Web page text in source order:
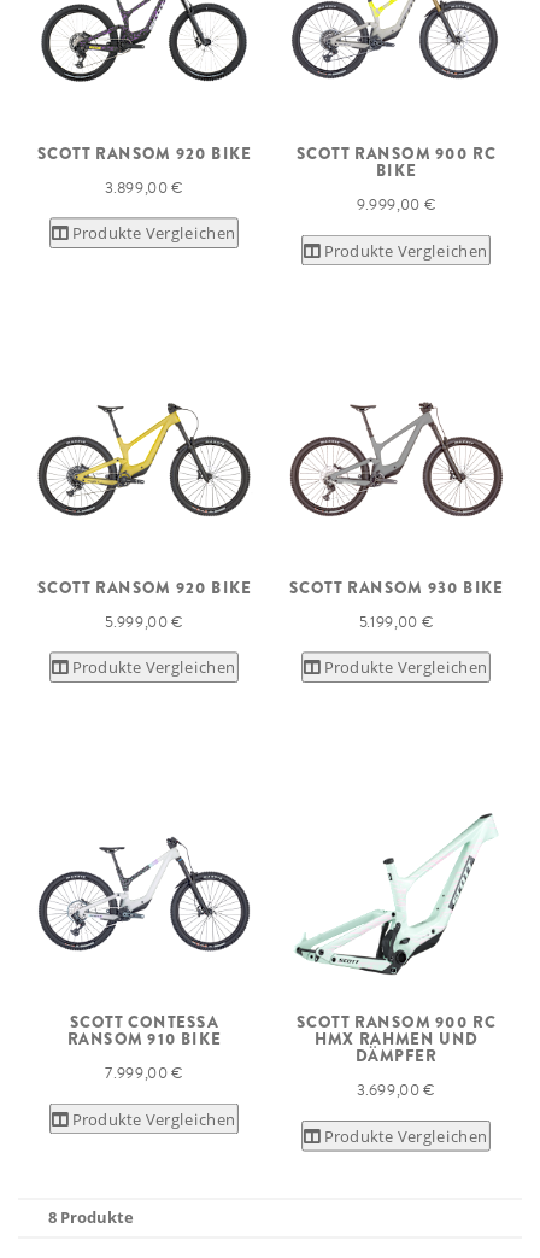
SCOTT RANSOM 920 BIKE
3.899,00 €
Produkte Vergleichen
SCOTT RANSOM 900 RC
BIKE
9.999,00 €
Produkte Vergleichen
SCOTT RANSOM 920 BIKE
5.999,00 €
Produkte Vergleichen
SCOTT RANSOM 930 BIKE
5.199,00 €
Produkte Vergleichen
SCOTT CONTESSA
RANSOM 910 BIKE
7.999,00 €
Produkte Vergleichen
SCOTT RANSOM 900 RC
HMX RAHMEN UND
DÄMPFER
3.699,00 €
Produkte Vergleichen
8 Produkte